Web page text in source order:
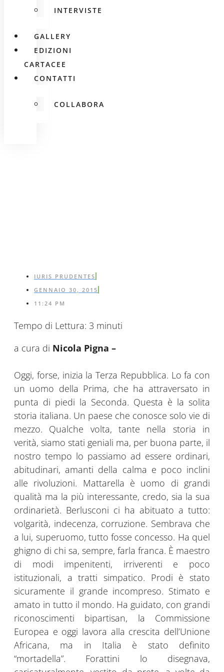
INTERVISTE
GALLERY
EDIZIONI
CARTACEE
CONTATTI
COLLABORA
IURIS PRUDENTES
GENNAIO 30, 2015
11:24 PM
Tempo di Lettura: 3 minuti
a cura di Nicola Pigna –
Oggi, forse, inizia la Terza Repubblica. Lo fa con
un uomo della Prima, che ha attraversato in
punta di piedi la Seconda. Questa è la solita
storia italiana. Un paese che conosce solo vie di
mezzo. Qualche volta, tante nella storia in
verità, siamo stati geniali ma, per buona parte, il
nostro tempo lo passiamo ad essere ordinari,
abitudinari, amanti della calma e poco inclini
alle rivoluzioni. Mattarella è uomo di grandi
qualità ma la più interessante, credo, sia la sua
ordinarietà. Berlusconi ci ha abituato a tutto:
volgarità, indecenza, corruzione. Sembrava che
a lui, superuomo, tutto fosse concesso. Ha quel
ghigno di chi sa, sempre, farla franca. È maestro
di modi impenitenti, irriverenti e poco
istituzionali, a tratti simpatico. Prodi è stato
sicuramente il grande incompreso. Stimato e
amato in tutto il mondo. Ha guidato, con grandi
riconoscimenti bipartisan, la Commissione
Europea e oggi lavora alla crescita dell’Unione
Africana, ma in Italia è stato definito
“mortadella”. Forattini lo disegnava,